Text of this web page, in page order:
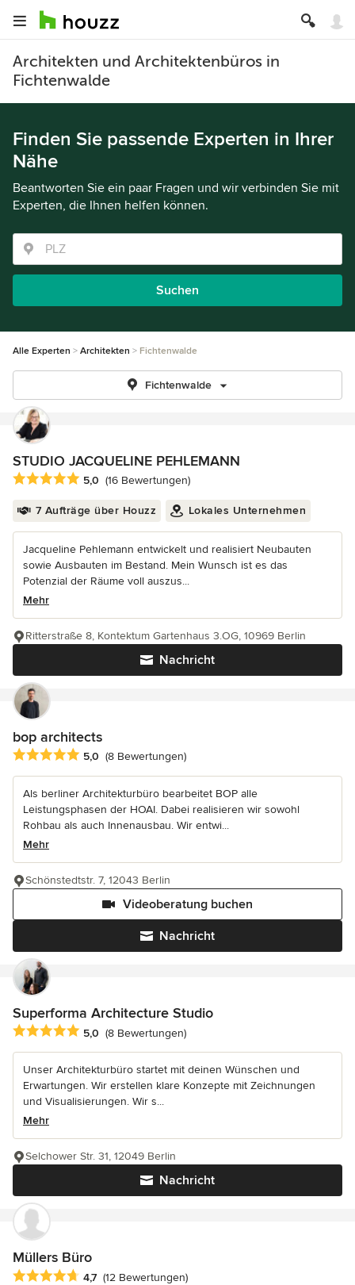
Architekten und Architektenbüros in
Fichtenwalde
Finden Sie passende Experten in Ihrer
Nähe
Beantworten Sie ein paar Fragen und wir verbinden Sie mit
Experten, die Ihnen helfen können.
Suchen
Alle Experten Architekten Fichtenwalde
Fichtenwalde
STUDIO JACQUELINE PEHLEMANN
Durchschnittliche Bewertung: 5 von 5 Sternen
5,0 (16 Bewertungen)
7 Aufträge über Houzz Lokales Unternehmen
Jacqueline Pehlemann entwickelt und realisiert Neubauten
sowie Ausbauten im Bestand. Mein Wunsch ist es das
Potenzial der Räume voll auszus...
Mehr
Nachricht
Ritterstraße 8, Kontektum Gartenhaus 3.OG, 10969 Berlin
bop architects
Durchschnittliche Bewertung: 5 von 5 Sternen
5,0 (8 Bewertungen)
Als berliner Architekturbüro bearbeitet BOP alle
Leistungsphasen der HOAI. Dabei realisieren wir sowohl
Rohbau als auch Innenausbau. Wir entwi...
Mehr
Nachricht
Videoberatung buchen
Schönstedtstr. 7, 12043 Berlin
Superforma Architecture Studio
Durchschnittliche Bewertung: 5 von 5 Sternen
5,0 (8 Bewertungen)
Unser Architekturbüro startet mit deinen Wünschen und
Erwartungen. Wir erstellen klare Konzepte mit Zeichnungen
und Visualisierungen. Wir s...
Mehr
Nachricht
Selchower Str. 31, 12049 Berlin
Müllers Büro
Durchschnittliche Bewertung: 4.7 von 5 Sternen
4,7 (12 Bewertungen)